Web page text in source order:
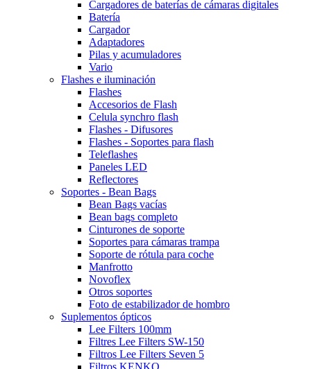
Cargadores de baterías de cámaras digitales
Batería
Cargador
Adaptadores
Pilas y acumuladores
Vario
Flashes e iluminación
Flashes
Accesorios de Flash
Celula synchro flash
Flashes - Difusores
Flashes - Soportes para flash
Teleflashes
Paneles LED
Reflectores
Soportes - Bean Bags
Bean Bags vacías
Bean bags completo
Cinturones de soporte
Soportes para cámaras trampa
Soporte de rótula para coche
Manfrotto
Novoflex
Otros soportes
Foto de estabilizador de hombro
Suplementos ópticos
Lee Filters 100mm
Filtres Lee Filters SW-150
Filtros Lee Filters Seven 5
Filtros KENKO